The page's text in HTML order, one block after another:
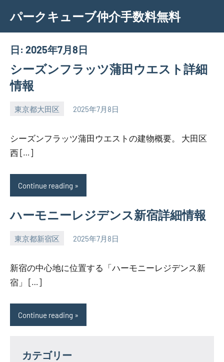
content
パークキューブ仲介手数料無料
日: 2025年7月8日
シーズンフラッツ蒲田ウエスト詳細
情報
東京都大田区 2025年7月8日
SEZIMO
シーズンフラッツ蒲田ウエストの建物概要。 大田区
西 […]
Continue reading
ハーモニーレジデンス新宿詳細情報
東京都新宿区 2025年7月8日
SEZIMO
新宿の中心地に位置する「ハーモニーレジデンス新
宿」 […]
Continue reading
カテゴリー